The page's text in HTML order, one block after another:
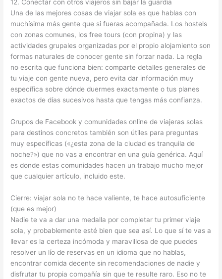
12. Conectar con otros viajeros sin bajar la guardia
Una de las mejores cosas de viajar sola es que hablas con
muchísima más gente que si fueras acompañada. Los hostels
con zonas comunes, los free tours (con propina) y las
actividades grupales organizadas por el propio alojamiento son
formas naturales de conocer gente sin forzar nada. La regla
no escrita que funciona bien: comparte detalles generales de
tu viaje con gente nueva, pero evita dar información muy
específica sobre dónde duermes exactamente o tus planes
exactos de días sucesivos hasta que tengas más confianza.
Grupos de Facebook y comunidades online de viajeras solas
para destinos concretos también son útiles para preguntas
muy específicas («¿esta zona de la ciudad es tranquila de
noche?») que no vas a encontrar en una guía genérica. Aquí
es donde estas comunidades hacen un trabajo mucho mejor
que cualquier artículo, incluido este.
Cierre: viajar sola no te hace valiente, te hace autosuficiente
(que es mejor)
Nadie te va a dar una medalla por completar tu primer viaje
sola, y probablemente esté bien que sea así. Lo que sí te vas a
llevar es la certeza incómoda y maravillosa de que puedes
resolver un lío de reservas en un idioma que no hablas,
encontrar comida decente sin recomendaciones de nadie y
disfrutar tu propia compañía sin que te resulte raro. Eso no te